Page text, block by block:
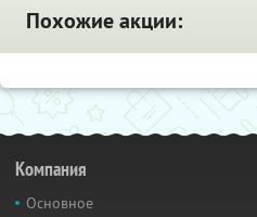
Похожие акции:
Компания
Основное